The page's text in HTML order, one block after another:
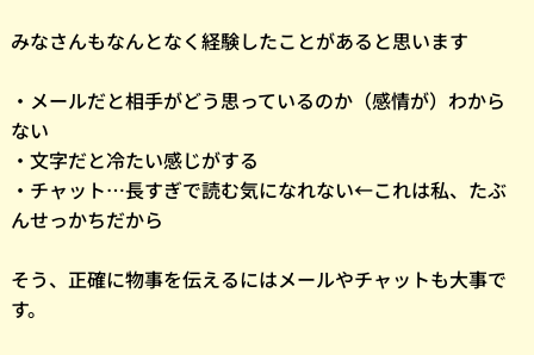
みなさんもなんとなく経験したことがあると思います
・メールだと相手がどう思っているのか（感情が）わから
ない
・文字だと冷たい感じがする
・チャット…長すぎで読む気になれない←これは私、たぶ
んせっかちだから
そう、正確に物事を伝えるにはメールやチャットも大事で
す。